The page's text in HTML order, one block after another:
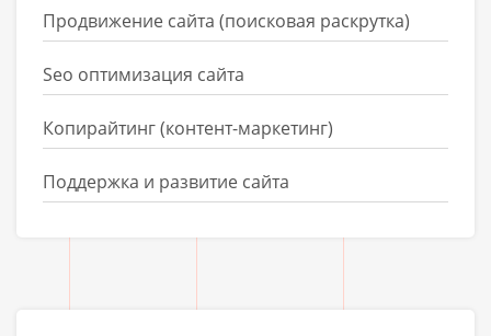
Продвижение сайта (поисковая раскрутка)
Seo оптимизация сайта
Копирайтинг (контент-маркетинг)
Поддержка и развитие сайта